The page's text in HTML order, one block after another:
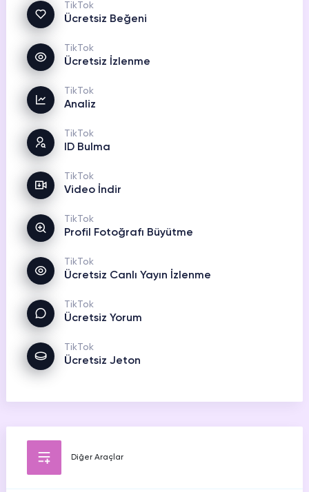
TikTok
Ücretsiz Beğeni
TikTok
Ücretsiz İzlenme
TikTok
Analiz
TikTok
ID Bulma
TikTok
Video İndir
TikTok
Profil Fotoğrafı Büyütme
TikTok
Ücretsiz Canlı Yayın İzlenme
TikTok
Ücretsiz Yorum
TikTok
Ücretsiz Jeton
Diğer Araçlar